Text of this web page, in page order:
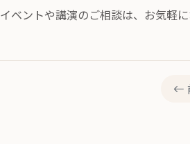
イベントや講演のご相談は、お気軽